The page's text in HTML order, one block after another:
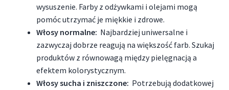
wysuszenie. Farby z odżywkami i olejami mogą
pomóc utrzymać je miękkie i zdrowe.
Włosy normalne: Najbardziej uniwersalne i
zazwyczaj dobrze reagują na większość farb. Szukaj
produktów z równowagą między pielęgnacją a
efektem kolorystycznym.
Włosy sucha i zniszczone: Potrzebują dodatkowej